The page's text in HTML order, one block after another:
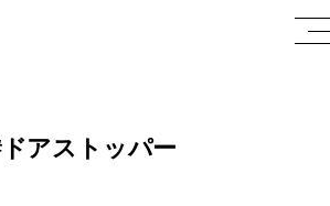
ドアストッパー